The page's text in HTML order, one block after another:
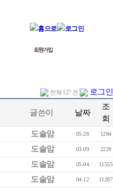
전체 127 건
로그인
글쓴이 날짜
조
회
도솔암 05-28 1294
도솔암 03-09 2229
도솔암 05-04 11555
도솔암 04-12 11267